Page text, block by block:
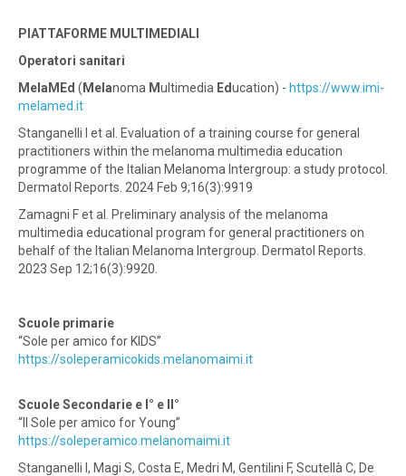
PIATTAFORME MULTIMEDIALI
Operatori sanitari
MelaMEd (Melanoma Multimedia Education) - https://www.imi-
melamed.it
Stanganelli I et al. Evaluation of a training course for general
practitioners within the melanoma multimedia education
programme of the Italian Melanoma Intergroup: a study protocol.
Dermatol Reports. 2024 Feb 9;16(3):9919
Zamagni F et al. Preliminary analysis of the melanoma
multimedia educational program for general practitioners on
behalf of the Italian Melanoma Intergroup. Dermatol Reports.
2023 Sep 12;16(3):9920.
Scuole primarie
“Sole per amico for KIDS”
https://soleperamicokids.melanomaimi.it
Scuole Secondarie e I° e II°
“Il Sole per amico for Young”
https://soleperamico.melanomaimi.it
Stanganelli I, Magi S, Costa E, Medri M, Gentilini F, Scutellà C, De